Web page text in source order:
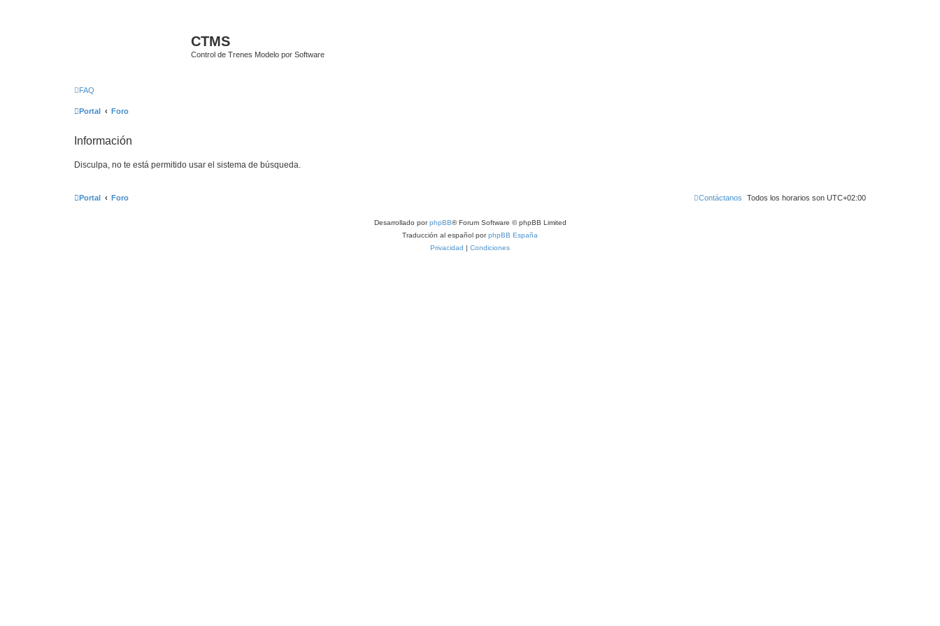
CTMS
Control de Trenes Modelo por Software
FAQ
Portal Foro
Información
Disculpa, no te está permitido usar el sistema de búsqueda.
Portal Foro Todos los horarios son UTC+02:00
Contáctanos
Desarrollado porphpBB® Forum Software © phpBB Limited
Traducción al español porphpBB España
Privacidad | Condiciones